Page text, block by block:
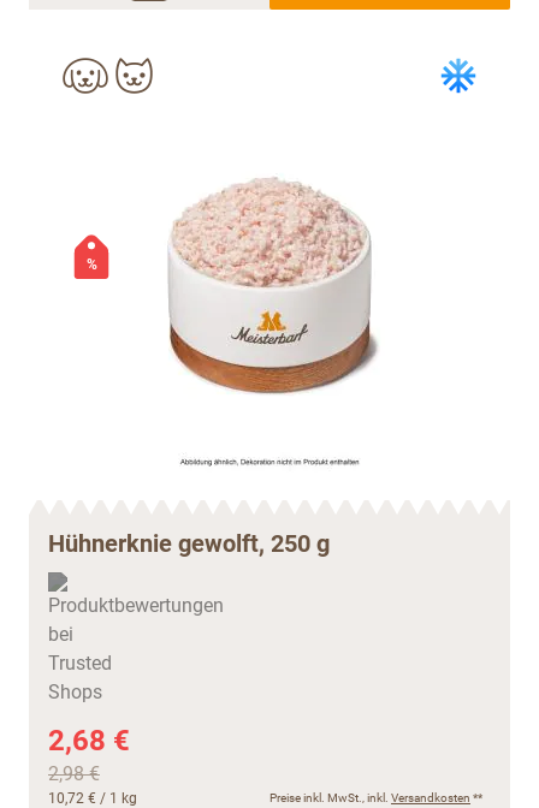
%
Hühnerknie gewolft, 250 g
2,68 €
2,98 €
10,72 € / 1 kg Preise inkl. MwSt., inkl. Versandkosten **